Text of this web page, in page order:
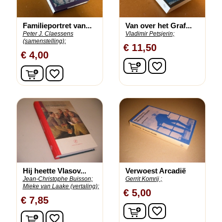
Familieportret van...
Peter J. Claessens
(samenstelling);
€ 4,00
In winkelwagen
favorite_border
Van over het Graf...
Vladimir Petsjerin;
€ 11,50
In winkelwagen
favorite_border
Hij heette Vlasov...
Jean-Christophe Buisson;
Mieke van Laake (vertaling);
€ 7,85
In winkelwagen
favorite_border
Verwoest Arcadië
Gerrit Komrij ;
€ 5,00
In winkelwagen
favorite_border